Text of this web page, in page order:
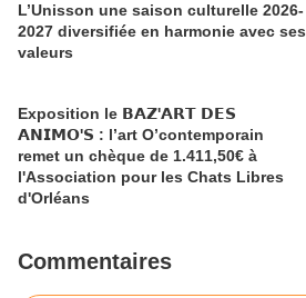
L’Unisson une saison culturelle 2026-
2027 diversifiée en harmonie avec ses
valeurs
Exposition le 𝗕𝗔𝗭'𝗔𝗥𝗧 𝗗𝗘𝗦
𝗔𝗡𝗜𝗠𝗢'𝗦 : l’art O’contemporain
remet un chèque de 1.411,50€ à
l'Association pour les Chats Libres
d'Orléans
Commentaires